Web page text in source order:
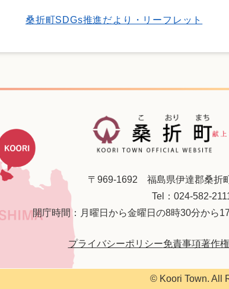
桑折町SDGs推進だより・リーフレット
〒969-1692 福島県伊達郡桑折
Tel：024-582-
開庁時間：月曜日から金曜日の8時30分から
プライバシーポリシー免責事項著作権
© Koori Town. All